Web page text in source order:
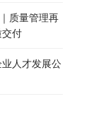
质量管理再
付
人才发展公